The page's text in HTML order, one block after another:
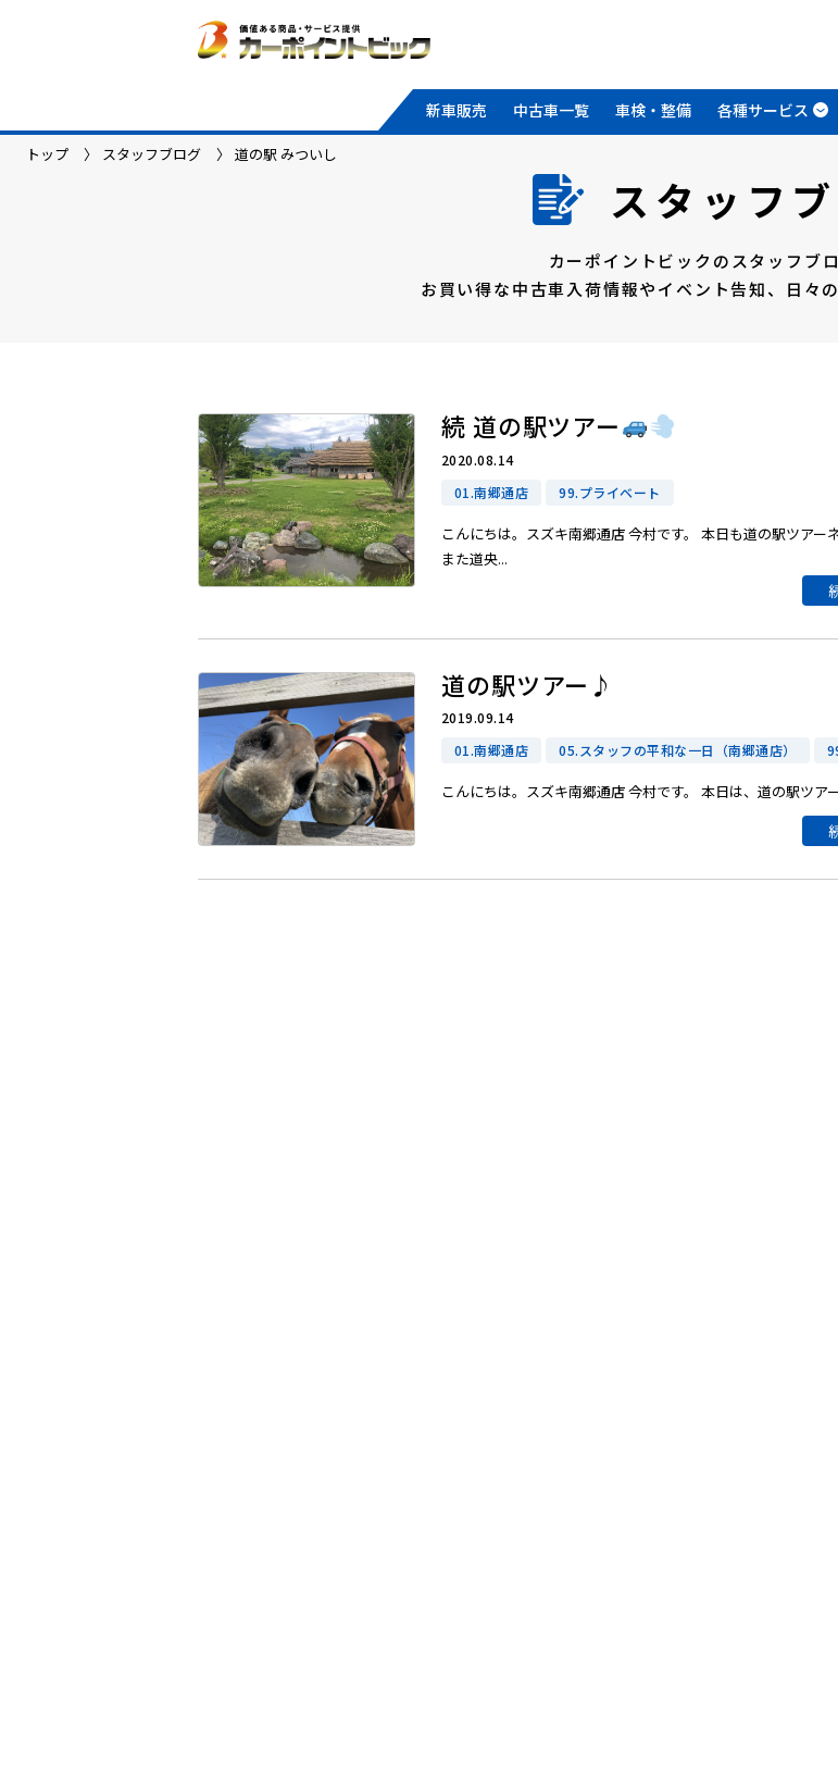
新車販売 中古車一覧 車検・整備 各種サービス
トップ スタッフブログ 道の駅 みついし
スタッフ
カーポイントビックのスタッフブロ
お買い得な中古車入荷情報やイベント告知、
日々
続 道の駅ツアー
2020.08.14
01.南郷通店
99.プライベート
こんにちは。スズキ南郷通店 今村です。 本日も道の駅ツアー
また道央...
道の駅ツアー♪
2019.09.14
01.南郷通店
05.スタッフの平和な一日（南郷通店）
こんにちは。スズキ南郷通店 今村です。 本日は、道の駅ツア